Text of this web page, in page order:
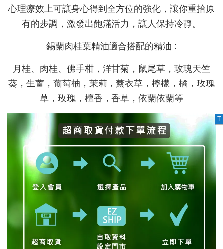
心理療效上可讓身心得到全方位的強化，讓你重拾原
有的步調，激發出飽滿活力，讓人保持冷靜。
錫蘭肉桂葉精油適合搭配的精油 :
月桂、肉桂、佛手柑，洋甘菊，鼠尾草，玫瑰天竺
葵，生薑，葡萄柚，茉莉，薰衣草，檸檬，橘，玫瑰
草，玫瑰，檀香，香草，依蘭依蘭等
T